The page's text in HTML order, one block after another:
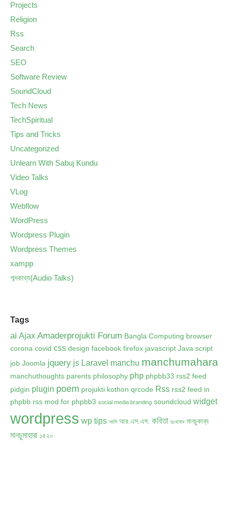
Projects
Religion
Rss
Search
SEO
Software Review
SoundCloud
Tech News
TechSpiritual
Tips and Tricks
Uncategorized
Unlearn With Sabuj Kundu
Video Talks
VLog
Webflow
WordPress
Wordpress Plugin
Wordpress Themes
xampp
শব্দকাব্য(Audio Talks)
Tags
ai Ajax Amaderprojukti Forum Bangla Computing browser
corona covid css design facebook firefox javascript Java script
job Joomla jquery js Laravel manchu manchumahara
manchuthoughts parents philosophy php phpbb33 rss2 feed
pidgin plugin poem projukti kothon qrcode Rss rss2 feed in
phpbb rss mod for phpbb3 social media branding soundcloud widget
wordpress wp tips আমি আর.এস.এস. কবিতা দুঃখবোধ মানচুকাব্য
মানচুমাহারা ১৪২০